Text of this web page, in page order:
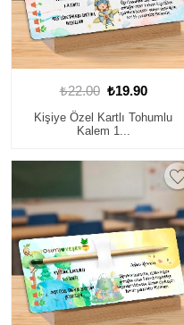
₺22.00 ₺19.90
Kişiye Özel Kartlı Tohumlu
Kalem 1...